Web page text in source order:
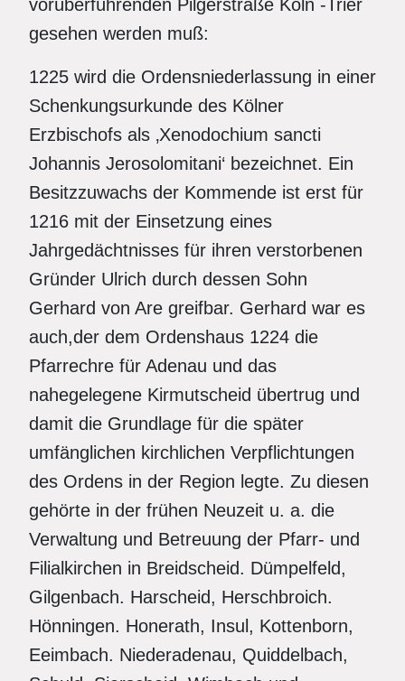
vorüberführenden Pilgerstraße Köln -Trier
gesehen werden muß:
1225 wird die Ordensniederlassung in einer
Schenkungsurkunde des Kölner
Erzbischofs als ‚Xenodochium sancti
Johannis Jerosolomitani‘ bezeichnet. Ein
Besitzzuwachs der Kommende ist erst für
1216 mit der Einsetzung eines
Jahrgedächtnisses für ihren verstorbenen
Gründer Ulrich durch dessen Sohn
Gerhard von Are greifbar. Gerhard war es
auch,der dem Ordenshaus 1224 die
Pfarrechre für Adenau und das
nahegelegene Kirmutscheid übertrug und
damit die Grundlage für die später
umfänglichen kirchlichen Verpflichtungen
des Ordens in der Region legte. Zu diesen
gehörte in der frühen Neuzeit u. a. die
Verwaltung und Betreuung der Pfarr- und
Filialkirchen in Breidscheid. Dümpelfeld,
Gilgenbach. Harscheid, Herschbroich.
Hönningen. Honerath, Insul, Kottenborn,
Eeimbach. Niederadenau, Quiddelbach,